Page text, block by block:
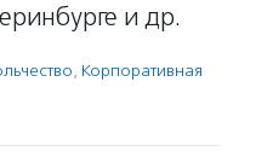
и др.
, Корпоративная